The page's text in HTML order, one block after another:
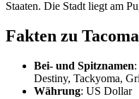
Staaten. Die Stadt liegt am
Fakten zu Tacoma
Bei- und Spitznamen
Destiny, Tackyoma,
Währung: US Dollar